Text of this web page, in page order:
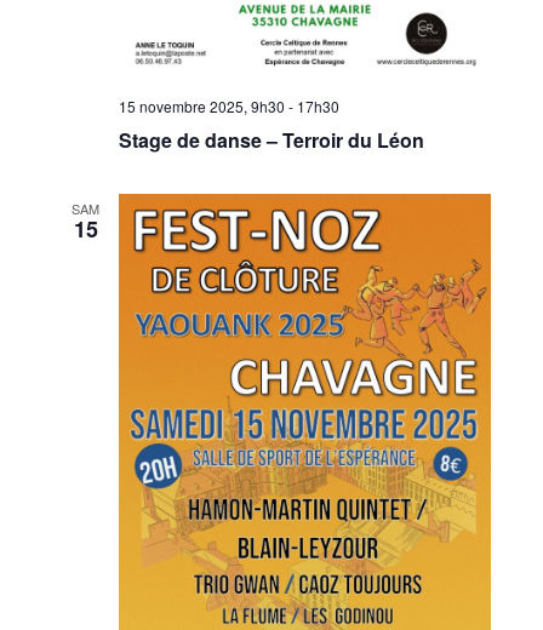
15 novembre 2025, 9h30 - 17h30
Stage de danse – Terroir du Léon
SAM
15